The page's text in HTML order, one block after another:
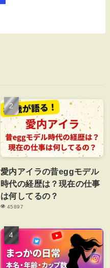
愛内アイラの昔eggモデル
時代の経歴は？現在の仕事
は何してるの？
45897